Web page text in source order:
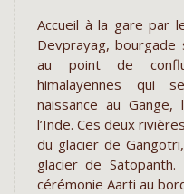
Accueil à la gare par
Devprayag,
au point de
himalayennes qui
naissance au
l’Inde. Ces deux
du glacier de
glacier de
cérémonie Aarti au